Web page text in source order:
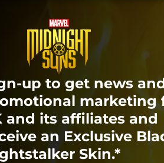
up to get news
marketing
and its affiliates and
an Exclusive
Skin.*